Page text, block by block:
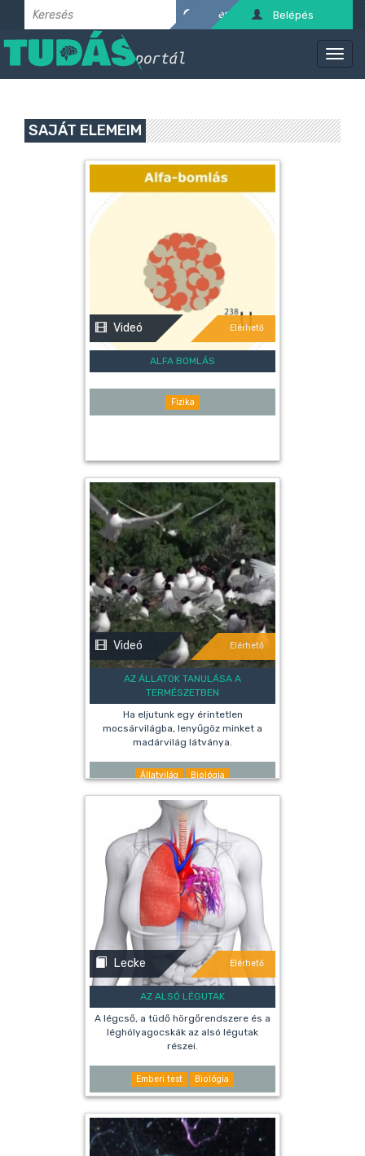
Belépés
SAJÁT ELEMEIM
Videó Elérhető
ALFA BOMLÁS
Fizika
Videó Elérhető
AZ ÁLLATOK TANULÁSA A
TERMÉSZETBEN
Ha eljutunk egy érintetlen
mocsárvilágba, lenyűgöz minket a
madárvilág látványa.
Állatvilág Biológia
Lecke Elérhető
AZ ALSÓ LÉGUTAK
A légcső, a tüdő hörgőrendszere és a
léghólyagocskák az alsó légutak
részei.
Emberi test Biológia